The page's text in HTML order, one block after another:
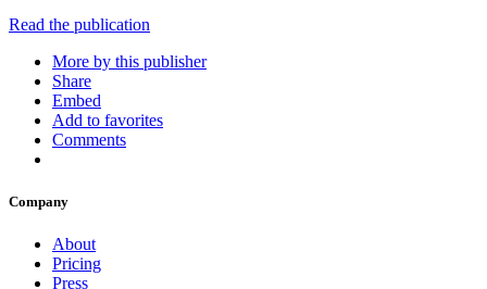
Read the publication
More by this publisher
Share
Embed
Add to favorites
Comments
Company
About
Pricing
Press